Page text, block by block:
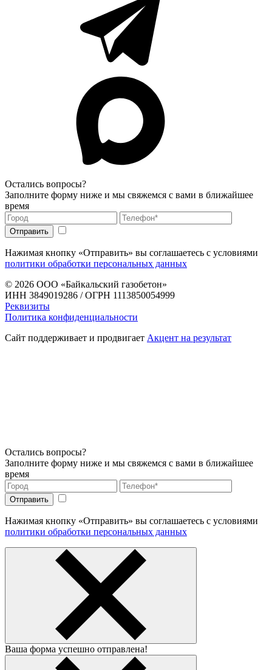
Остались вопросы?
Заполните форму ниже и мы свяжемся с вами в ближайшее
время
Нажимая кнопку «Отправить» вы соглашаетесь с условиями
политики обработки персональных данных
© 2026 ООО «Байкальский газобетон»
ИНН 3849019286 / ОГРН 1113850054999
Реквизиты
Политика конфиденциальности
Сайт поддерживает и продвигает Акцент на результат
Остались вопросы?
Заполните форму ниже и мы свяжемся с вами в ближайшее
время
Нажимая кнопку «Отправить» вы соглашаетесь с условиями
политики обработки персональных данных
Ваша форма успешно отправлена!